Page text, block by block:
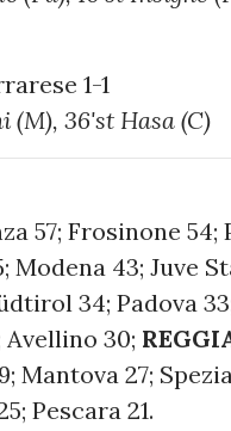
1-1
(M), 36'st Hasa (C)
57; Frosinone 54;
Modena 43; Juve
34; Padova
Avellino 30;
Mantova 27;
Pescara 21.